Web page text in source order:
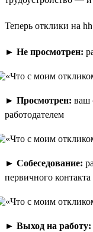
Теперь отклики на
► Не просмотрен:
► Просмотрен: ваш
работодателем
► Собеседование:
первичного
► Выход на работу: